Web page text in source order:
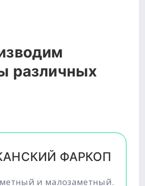
различных
ФАРКОП
и малозаметный.